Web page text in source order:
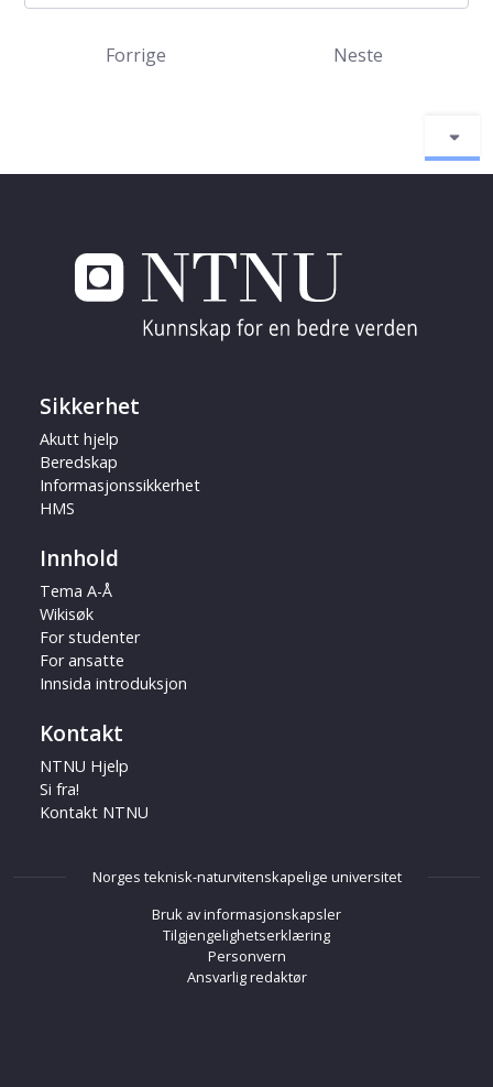
Forrige Neste
Sikkerhet
Akutt hjelp
Beredskap
Informasjonssikkerhet
HMS
Innhold
Tema A-Å
Wikisøk
For studenter
For ansatte
Innsida introduksjon
Kontakt
NTNU Hjelp
Si fra!
Kontakt NTNU
Norges teknisk-naturvitenskapelige universitet
Bruk av informasjonskapsler
Tilgjengelighetserklæring
Personvern
Ansvarlig redaktør